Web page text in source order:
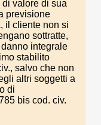
valore di sua
previsione
il cliente non si
sottratte,
integrale
stabilito
salvo che non
altri soggetti a
di
bis cod. civ.